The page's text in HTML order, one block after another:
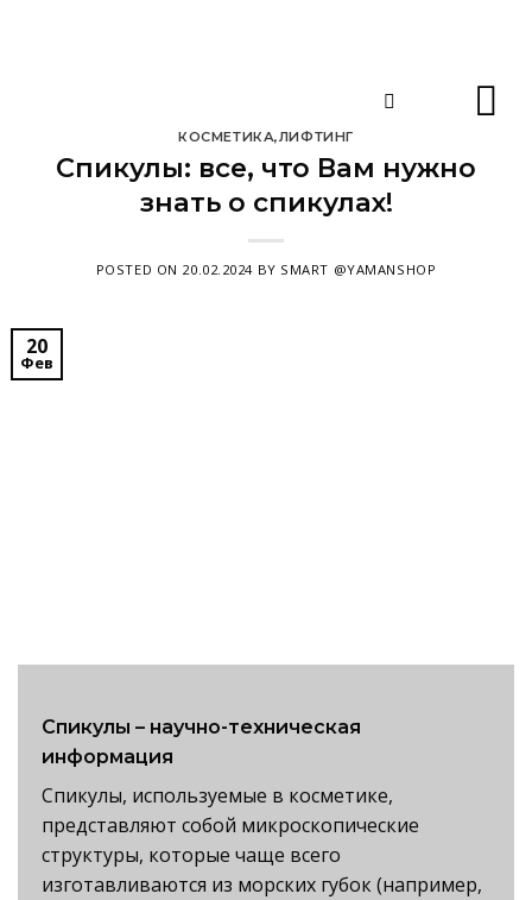
КОСМЕТИКА,ЛИФТИНГ
Спикулы: все, что Вам нужно
знать о спикулах!
POSTED ON 20.02.2024 BY SMART @YAMANSHOP
20
Фев
Спикулы – научно-техническая
информация
Спикулы, используемые в косметике,
представляют собой микроскопические
структуры, которые чаще всего
изготавливаются из морских губок (например,